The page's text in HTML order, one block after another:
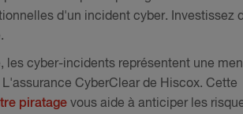
d'un incident cyber. Investissez
les cyber-incidents représentent une
CyberClear de Hiscox. Cette
piratage vous aide à anticiper les